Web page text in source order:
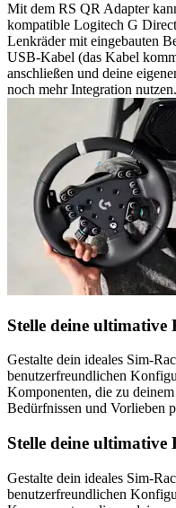
Mit dem RS QR Adapter
kompatible Logitech G
Lenkräder mit eingebauten
USB-Kabel (das Kabel
anschließen und deine
noch mehr Integration nutzen.
Stelle deine ultimative
Gestalte dein ideales Sim-
benutzerfreundlichen
Komponenten, die zu
Bedürfnissen und Vorlieben
Stelle deine ultimative
Gestalte dein ideales Sim-
benutzerfreundlichen